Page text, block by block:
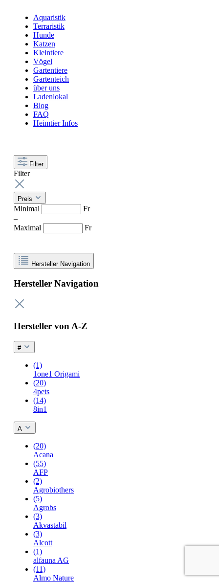
Aquaristik
Terraristik
Hunde
Katzen
Kleintiere
Vögel
Gartentiere
Gartenteich
über uns
Ladenlokal
Blog
FAQ
Heimtier Infos
Filter
Filter
Preis
Minimal
Fr
–
Maximal
Fr
Hersteller Navigation
Hersteller Navigation
Hersteller von A-Z
#
(1)
1one1 Origami
(20)
4pets
(14)
8in1
A
(20)
Acana
(55)
AFP
(2)
Agrobiothers
(5)
Agrobs
(3)
Akvastabil
(3)
Alcott
(1)
alfauna AG
(11)
Almo Nature